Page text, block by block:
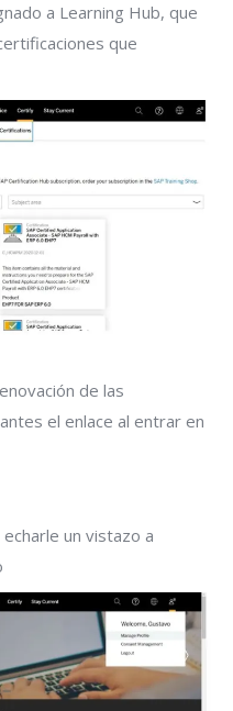
a Learning Hub, que
que
de las
el enlace al entrar en
un vistazo a